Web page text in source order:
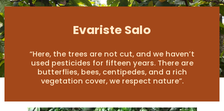
Evariste Salo
“Here, the trees are not cut, and we haven’t
used pesticides for fifteen years. There are
butterflies, bees, centipedes, and a rich
vegetation cover, we respect nature”.